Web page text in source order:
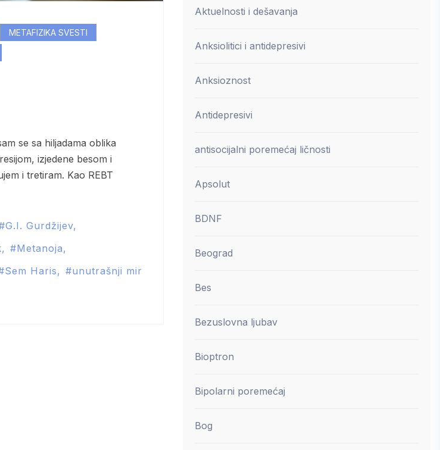
METAFIZIKA SVESTI
izjedene besom i
i tretiram. Kao REBT
G.I. Gurdžijev
Metanoja
Sem Haris unutrašnji mir
Aktuelnosti i dešavanja
Anksiolitici i antidepresivi
Anksioznost
Antidepresivi
antisocijalni poremećaj ličnosti
Apsolut
BDNF
Beograd
Bes
Bezuslovna ljubav
Bioptron
Bipolarni poremećaj
Bog